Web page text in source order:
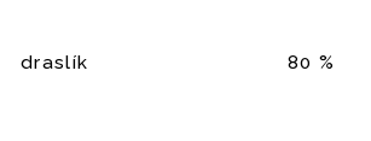
draslík 80 %